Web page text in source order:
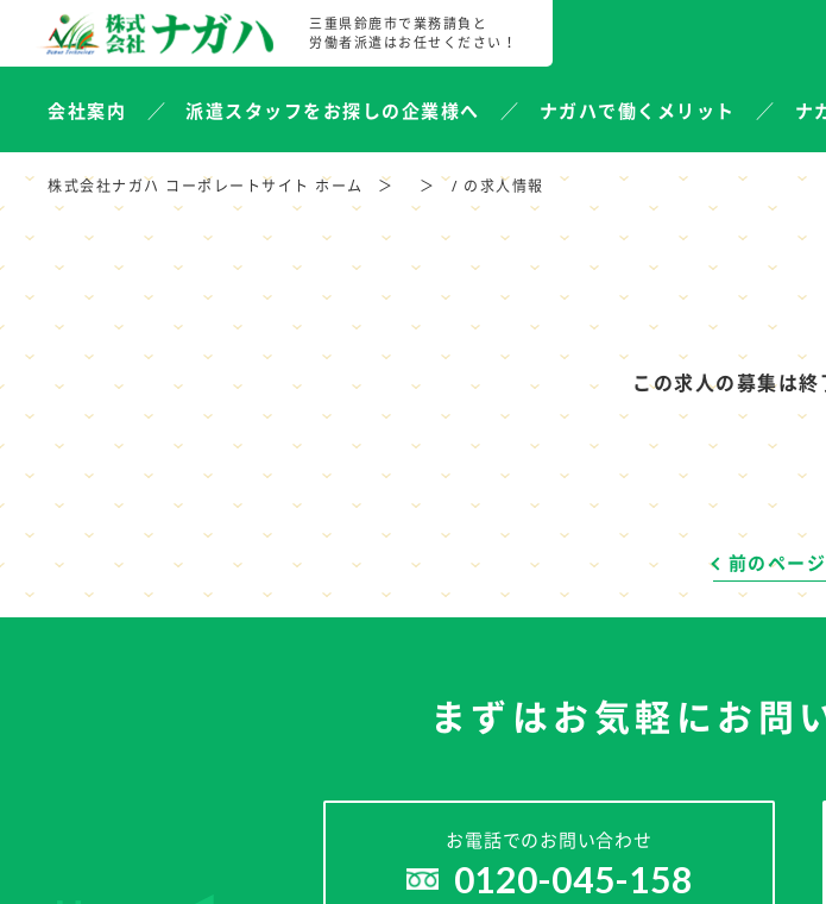
三重県鈴鹿市で業務請負と
労働者派遣はお任せください！
会社案内 派遣スタッフをお探しの企業様へ ナガハで働くメリット ナ
株式会社ナガハ コーポレートサイト ホーム / の求人情報
この求人の募集は終
前のペー
まずはお気軽にお問
お電話でのお問い合わせ
0120-045-158